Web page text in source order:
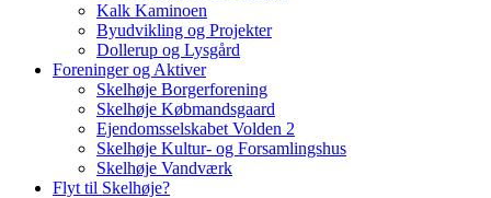
Kalk Kaminoen
Byudvikling og Projekter
Dollerup og Lysgård
Foreninger og Aktiver
Skelhøje Borgerforening
Skelhøje Købmandsgaard
Ejendomsselskabet Volden 2
Skelhøje Kultur- og Forsamlingshus
Skelhøje Vandværk
Flyt til Skelhøje?